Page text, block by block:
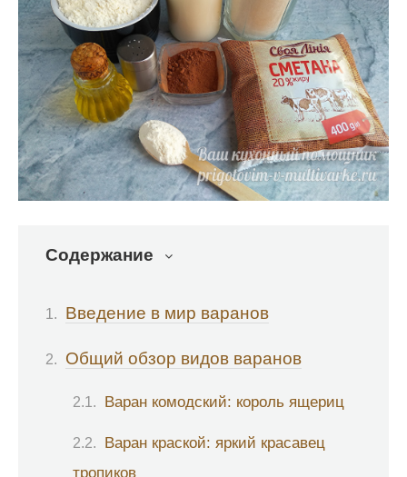
Содержание
Введение в мир варанов
Общий обзор видов варанов
Варан комодский: король ящериц
Варан краской: яркий красавец
тропиков